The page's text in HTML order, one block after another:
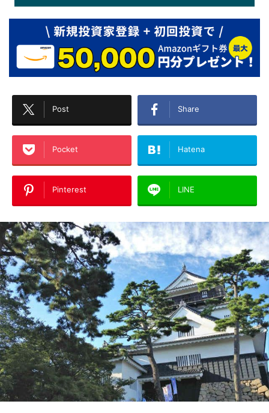
Post Share
Pocket Hatena
Pinterest LINE